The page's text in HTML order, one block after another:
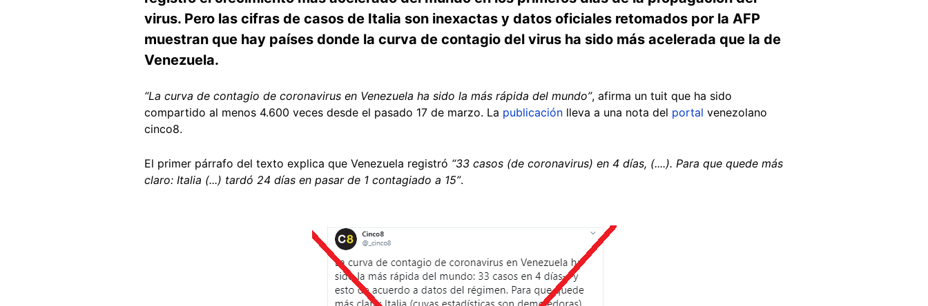
virus. Pero las cifras de casos de Italia son inexactas y datos oficiales retomados por la AFP
muestran que hay países donde la curva de contagio del virus ha sido más acelerada que la de
Venezuela.
“La curva de contagio de coronavirus en Venezuela ha sido la más rápida del mundo”, afirma un tuit que ha sido
compartido al menos 4.600 veces desde el pasado 17 de marzo. La publicación lleva a una nota del portal venezolano
cinco8.
El primer párrafo del texto explica que Venezuela registró “33 casos (de coronavirus) en 4 días, (....). Para que quede más
claro: Italia (...) tardó 24 días en pasar de 1 contagiado a 15”.